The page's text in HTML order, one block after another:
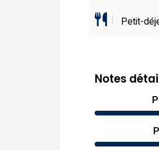
Petit-
Notes